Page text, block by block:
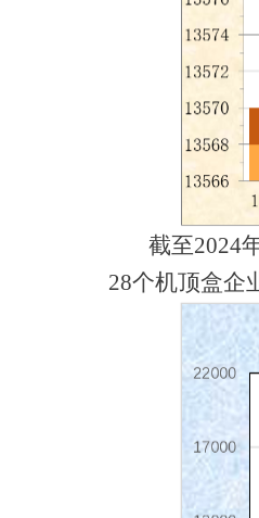
截至2024
28个机顶盒企